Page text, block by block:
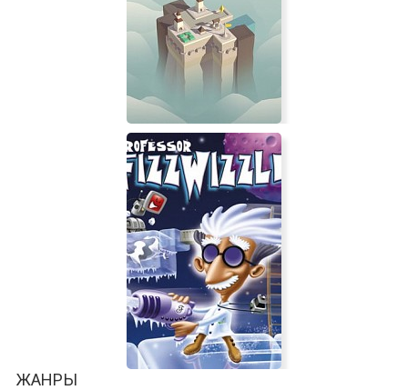
STAR WARS Jedi: Survivor |
Лицензия
Isle of Arrows
ЖАНРЫ